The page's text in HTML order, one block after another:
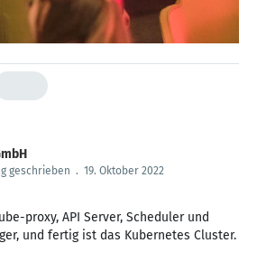
geschrieben . 19. Oktober 2022
proxy, API Server, Scheduler und
und fertig ist das Kubernetes Cluster.